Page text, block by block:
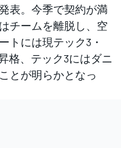
表。今季で契約が満
チームを離脱し、空
トには現テック3・
格、テック3にはダニ
とが明らかとなっ